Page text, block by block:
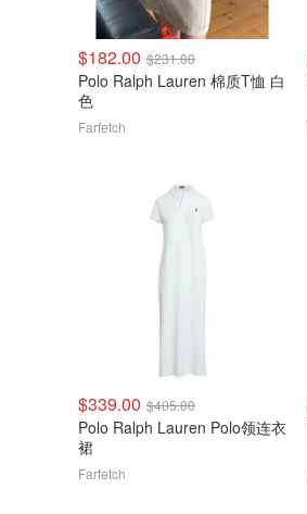
$182.00 $231.00
Polo Ralph Lauren 棉质T恤 白
色
Farfetch
$339.00 $405.00
Polo Ralph Lauren Polo领连衣
裙
Farfetch